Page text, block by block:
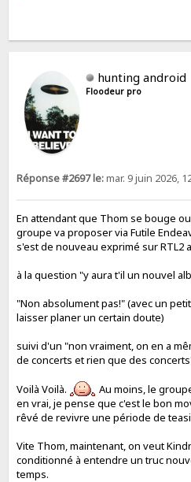
hunting android
Floodeur pro
Réponse #2697 le:mar. 9 juin 2026,
En attendant que Thom se bouge
groupe va proposer via Futile
s'est de nouveau exprimé sur RTL2
à la question "y aura t'il un nouvel
"Non absolument pas!" (avec un
laisser planer un certain doute)
suivi d'un "non vraiment, on en a
de concerts et rien que des
Voilà Voilà.
Au moins, le
en vrai, je pense que c'est le bon
rêvé de revivre une période de
Vite Thom, maintenant, on veut
conditionné à entendre un truc
temps.